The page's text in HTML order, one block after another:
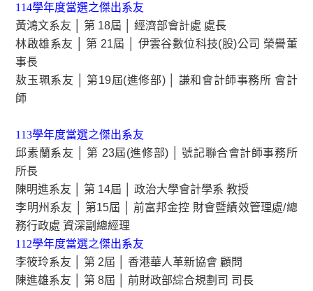
114學年度當選之傑出系友
黃鴻文系友 │ 第 18屆 │ 經濟部會計處 處長
林啟雄系友 │ 第 21屆 │ 伊雲谷數位科技(股)公司 榮譽董
事長
敖玉珮系友 │ 第19屆(進修部) │ 謙和會計師事務所 會計
師
113學年度當選之傑出系友
邱素蘭系友 │ 第 23屆(進修部) │ 號記聯合會計師事務所
所長
陳明進系友 │ 第 14屆 │ 政治大學會計學系 教授
李明州系友 │ 第15屆 │ 前富邦金控 財會暨績效管理處/總
務行政處 資深副總經理
112學年度當選之傑出系友
李筱玲系友 │ 第 2屆 │ 香港華人革新協會 顧問
陳進雄系友 │ 第 8屆 │ 前財政部綜合規劃司 司長